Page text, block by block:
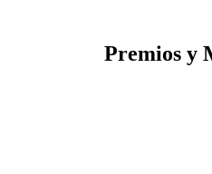
Premios y